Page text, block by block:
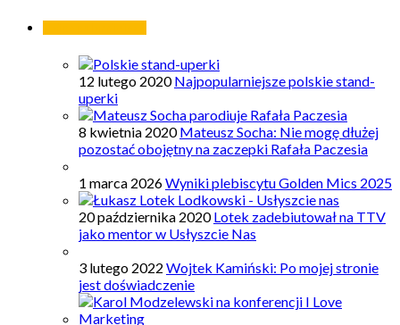
12 lutego 2020 Najpopularniejsze polskie stand-
uperki
8 kwietnia 2020 Mateusz Socha: Nie mogę dłużej
pozostać obojętny na zaczepki Rafała Paczesia
1 marca 2026Wyniki plebiscytu Golden Mics 2025
20 października 2020 Lotek zadebiutował na TTV
jako mentor w Usłyszcie Nas
3 lutego 2022 Wojtek Kamiński: Po mojej stronie
jest doświadczenie